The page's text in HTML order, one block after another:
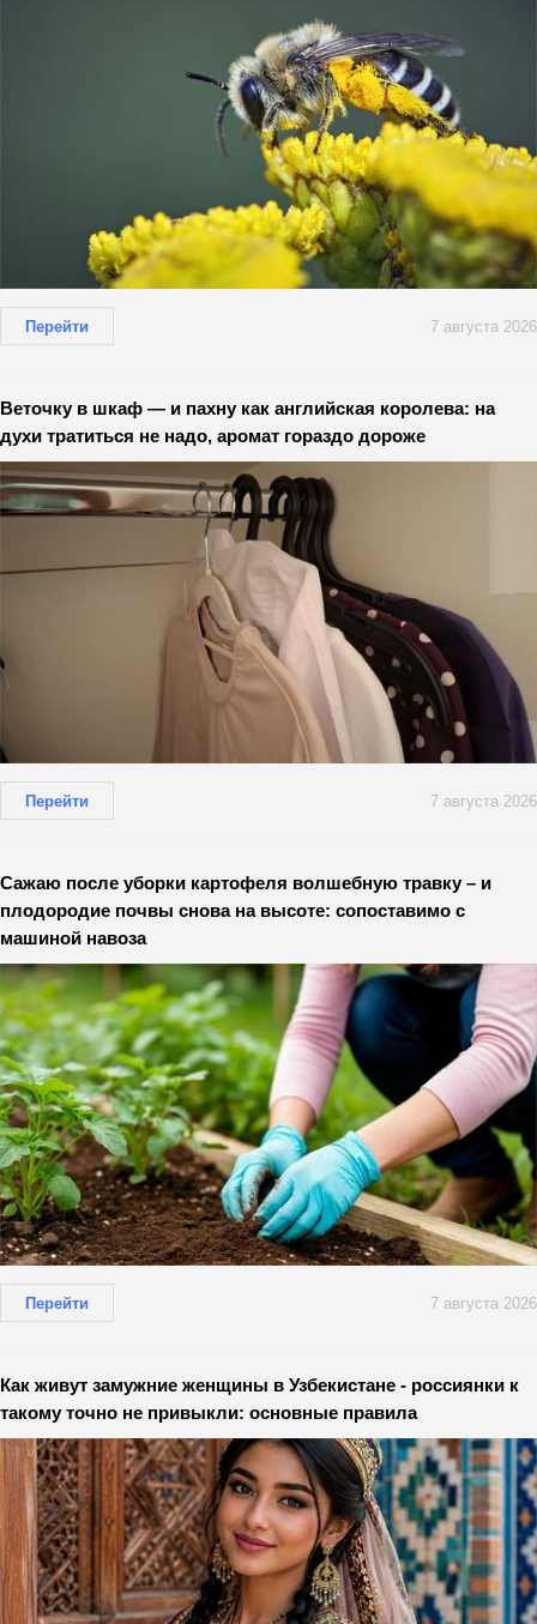
Перейти 7 августа 2026
Веточку в шкаф — и пахну как английская королева: на
духи тратиться не надо, аромат гораздо дороже
Перейти 7 августа 2026
Сажаю после уборки картофеля волшебную травку – и
плодородие почвы снова на высоте: сопоставимо с
машиной навоза
Перейти 7 августа 2026
Как живут замужние женщины в Узбекистане - россиянки к
такому точно не привыкли: основные правила